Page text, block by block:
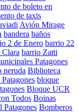
de boleto en
de taxis
Avión Mirage
bandera baños
2 de Enero barrio 22
Clara barrio Zatti
Patagones
neruda Biblioteca
bloque
Bloque UCR
Todos Boinas
Patagones Bomberos